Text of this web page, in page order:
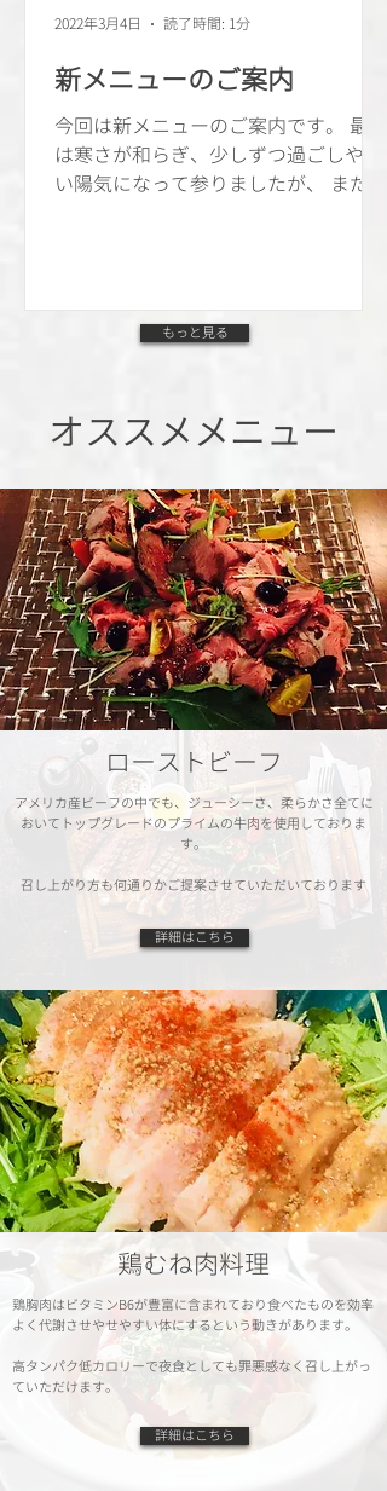
新メニューのご案内
今回は新メニューのご案内です。 最近
は寒さが和らぎ、少しずつ過ごしやす
い陽気になって参りましたが、 まだま
2022年3月4日 読了時間: 1分
もっと見る
オススメメニュー
ローストビーフ
アメリカ産ビーフの中でも、ジューシーさ、柔らかさ全てに
おいてトップグレードのプライムの牛肉を使用しておりま
す。
​召し上がり方も何通りかご提案させていただいております
詳細はこちら
鶏むね肉料理
鶏胸肉はビタミンB6が豊富に含まれており食べたものを効率
よく代謝させやせやすい体にするという動きがあります。
​高タンパク低カロリーで夜食としても罪悪感なく召し上がっ
ていただけます。
詳細はこちら